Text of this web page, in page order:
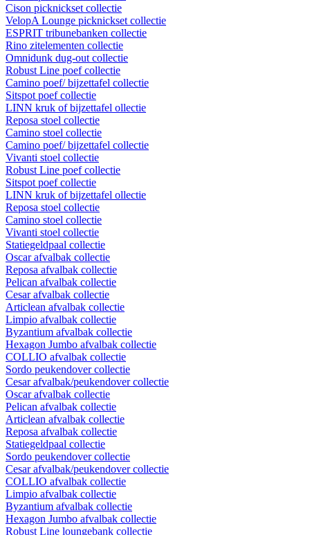
Cison picknickset collectie
VelopA Lounge picknickset collectie
ESPRIT tribunebanken collectie
Rino zitelementen collectie
Omnidunk dug-out collectie
Robust Line poef collectie
Camino poef/ bijzettafel collectie
Sitspot poef collectie
LINN kruk of bijzettafel ollectie
Reposa stoel collectie
Camino stoel collectie
Camino poef/ bijzettafel collectie
Vivanti stoel collectie
Robust Line poef collectie
Sitspot poef collectie
LINN kruk of bijzettafel ollectie
Reposa stoel collectie
Camino stoel collectie
Vivanti stoel collectie
Statiegeldpaal collectie
Oscar afvalbak collectie
Reposa afvalbak collectie
Pelican afvalbak collectie
Cesar afvalbak collectie
Articlean afvalbak collectie
Limpio afvalbak collectie
Byzantium afvalbak collectie
Hexagon Jumbo afvalbak collectie
COLLIO afvalbak collectie
Sordo peukendover collectie
Cesar afvalbak/peukendover collectie
Oscar afvalbak collectie
Pelican afvalbak collectie
Articlean afvalbak collectie
Reposa afvalbak collectie
Statiegeldpaal collectie
Sordo peukendover collectie
Cesar afvalbak/peukendover collectie
COLLIO afvalbak collectie
Limpio afvalbak collectie
Byzantium afvalbak collectie
Hexagon Jumbo afvalbak collectie
Robust Line loungebank collectie